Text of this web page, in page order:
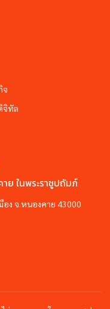
จ
จิทัล
ย ในพระราชูปถัมภ์
ง จ.หนองคาย 43000